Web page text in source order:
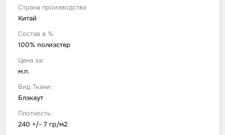
Страна производства
Китай
Состав в %:
100% полиэстер
Цена за:
м.п.
Вид Ткани:
Блэкаут
Плотность:
240 +/- 7 гр/м2
Штапель